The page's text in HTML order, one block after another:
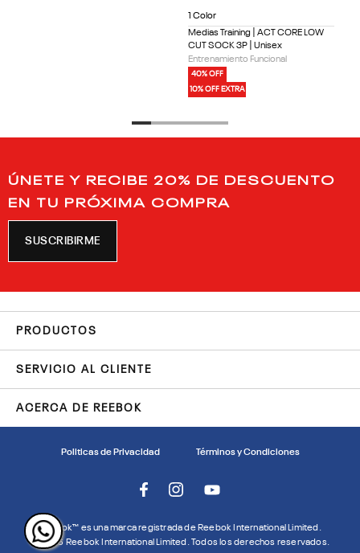
1 Color
Medias Training | ACT CORE LOW
CUT SOCK 3P | Unisex
Entrenamiento Funcional
40% OFF
10% OFF EXTRA
ÚNETE Y RECIBE 20% DE DESCUENTO
EN TU PRÓXIMA COMPRA
SUSCRIBIRME
PRODUCTOS
SERVICIO AL CLIENTE
ACERCA DE REEBOK
Politicas de Privacidad Términos y Condiciones
Reebok™ es una marca registrada de Reebok International Limited.
© 2026 Reebok International Limited. Todos los derechos reservados.